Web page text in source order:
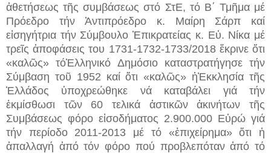
ἀθετήσεως τῆς συμβάσεως στό ΣτΕ, τό Β΄ Τμῆμα μέ
Πρόεδρο τήν Ἀντιπρόεδρο κ. Μαίρη Σάρπ καί
εἰσηγήτρια τήν Σύμβουλο Ἐπικρατείας κ. Εὐ. Νίκα μέ
τρεῖς ἀποφάσεις του 1731-1732-1733/2018 ἔκρινε ὅτι
«καλῶς» τόἙλληνικό Δημόσιο καταστρατήγησε τήν
Σύμβαση τοῦ 1952 καί ὅτι «καλῶς» ἡἘκκλησία τῆς
Ἑλλάδος ὑποχρεώθηκε νά καταβάλει γιά τήν
ἐκμίσθωσι τῶν 60 τελικά ἀστικῶν ἀκινήτων τῆς
Συμβάσεως φόρο εἰσοδήματος 2.900.000 Εὐρώ γιά
τήν περίοδο 2011-2013 μέ τό «ἐπιχείρημα» ὅτι ἡ
ἀπαλλαγή ἀπό τόν φόρο πού προβλεπόταν ἀπό τό